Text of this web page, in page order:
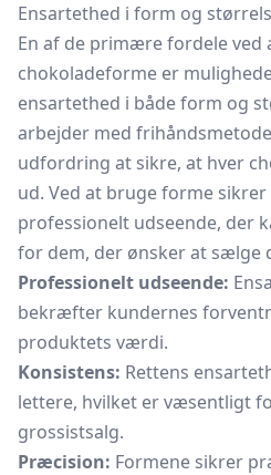
Ensartethed i form og
En af de primære fordele ved
chokoladeforme er
ensartethed i både form og
arbejder med
udfordring at sikre, at hver
ud. Ved at bruge forme
professionelt udseende, der
for dem, der ønsker at sælge
Professionelt udseende:
bekræfter kundernes
produktets værdi.
Konsistens: Rettens
lettere, hvilket er væsentligt
grossistsalg.
Præcision: Formene sikrer